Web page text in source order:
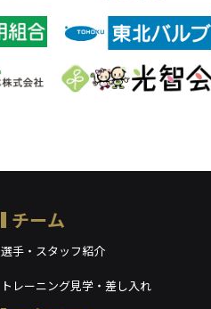
チーム
選手・スタッフ紹介
トレーニング見学・差し入れ